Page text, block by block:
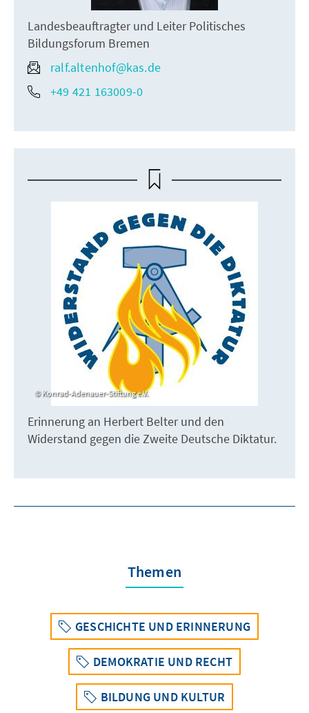
Landesbeauftragter und Leiter Politisches
Bildungsforum Bremen
ralf.altenhof@kas.de
+49 421 163009-0
Konrad-Adenauer-Stiftung e.V.
Erinnerung an Herbert Belter und den
Widerstand gegen die Zweite Deutsche Diktatur.
Themen
GESCHICHTE UND ERINNERUNG
DEMOKRATIE UND RECHT
BILDUNG UND KULTUR